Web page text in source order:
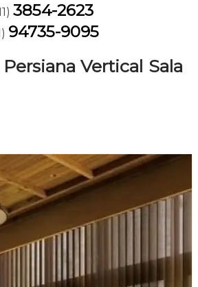
3854-2623
94735-9095
Vertical Sala